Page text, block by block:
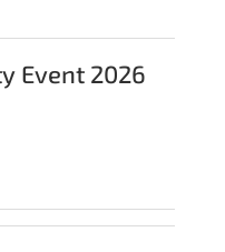
Event 2026